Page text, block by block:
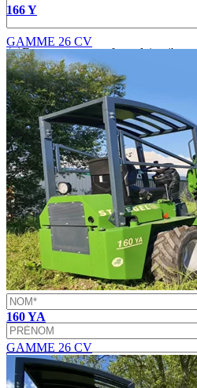
166 Y
GAMME 26 CV
160 YA
GAMME 26 CV
En soumettant ce formulaire,
saisies soient exploitées dans le cadre
la relation commerciale qui peut en
Pour connaître et exercer vos droits,
consentement à l'utilisation des
veuillez consulter notrepolitique de
×
×
CONTACTEZ-NOUS